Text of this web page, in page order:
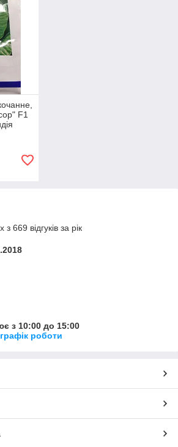
F1
669 відгуків за рік
з 10:00 до 15:00
роботи